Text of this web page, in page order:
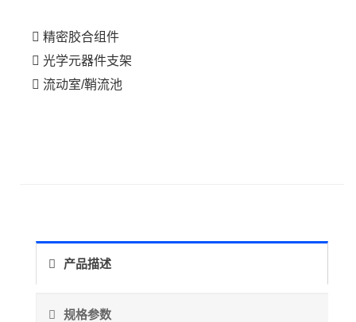
精密胶合组件
光学元器件支架
流动室/鞘流池
产品描述
规格参数